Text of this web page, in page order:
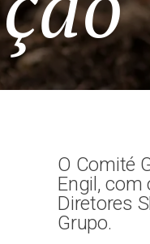
O Comité
Engil,
Diretores
Grupo.